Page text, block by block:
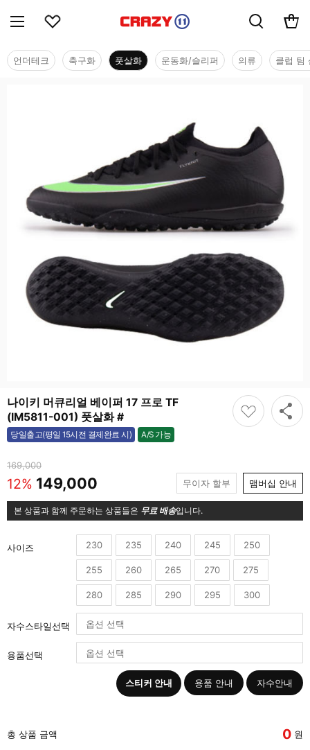
언더테크 축구화 풋살화 운동화/슬리퍼 의류 클럽 팀
나이키 머큐리얼 베이퍼 17 프로 TF
(IM5811-001) 풋살화 #
당일출고(평일 15시전 결제완료 시) A/S 가능
가능
169,000
12% 149,000 무이자 할부 맴버십 안내
본 상품과 함께 주문하는 상품들은 무료 배송입니다.
사이즈 230 235 240 245 250
255 260 265 270 275
280 285 290 295 300
자수스타일선택
용품선택
스티커 안내 용품 안내 자수안내
총 상품 금액 0 원